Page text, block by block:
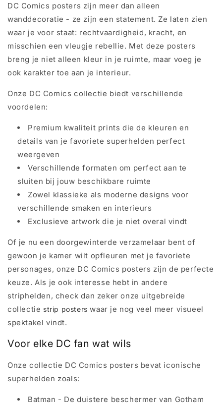
DC Comics posters zijn meer dan alleen
wanddecoratie - ze zijn een statement. Ze laten zien
waar je voor staat: rechtvaardigheid, kracht, en
misschien een vleugje rebellie. Met deze posters
breng je niet alleen kleur in je ruimte, maar voeg je
ook karakter toe aan je interieur.
Onze DC Comics collectie biedt verschillende
voordelen:
Premium kwaliteit prints die de kleuren en
details van je favoriete superhelden perfect
weergeven
Verschillende formaten om perfect aan te
sluiten bij jouw beschikbare ruimte
Zowel klassieke als moderne designs voor
verschillende smaken en interieurs
Exclusieve artwork die je niet overal vindt
Of je nu een doorgewinterde verzamelaar bent of
gewoon je kamer wilt opfleuren met je favoriete
personages, onze DC Comics posters zijn de perfecte
keuze. Als je ook interesse hebt in andere
striphelden, check dan zeker onze uitgebreide
collectie strip posters waar je nog veel meer visueel
spektakel vindt.
Voor elke DC fan wat wils
Onze collectie DC Comics posters bevat iconische
superhelden zoals:
Batman - De duistere beschermer van Gotham